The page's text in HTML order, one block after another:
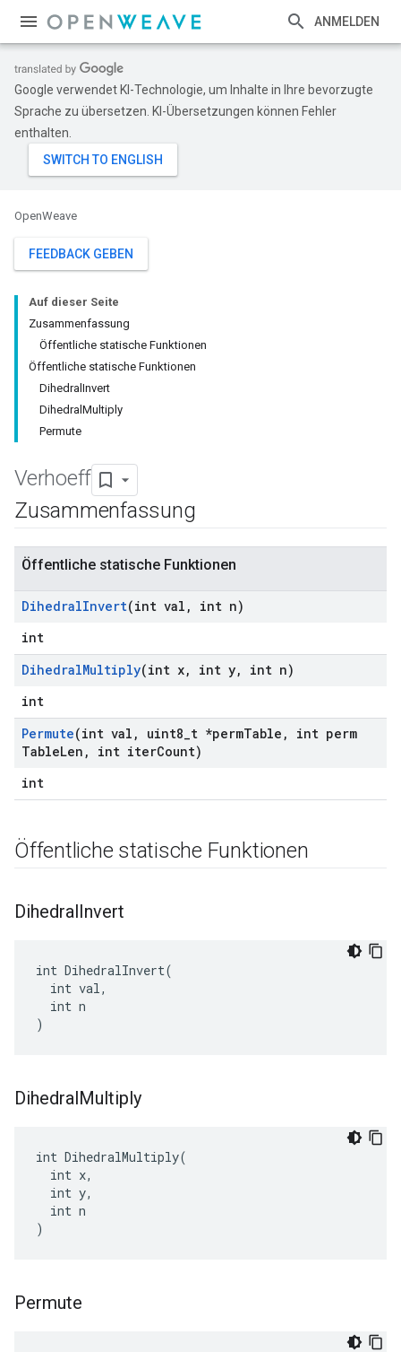
ANMELDEN
Google verwendet KI-Technologie, um Inhalte in Ihre bevorzugte
Sprache zu übersetzen. KI-Übersetzungen können Fehler
enthalten.
OpenWeave
FEEDBACK GEBEN
Auf dieser Seite
Zusammenfassung
Öffentliche statische Funktionen
Öffentliche statische Funktionen
DihedralInvert
DihedralMultiply
Permute
Verhoeff
Zusammenfassung
Öffentliche statische Funktionen
DihedralInvert(int val ,
int n)
int
DihedralMultiply(int x, int y,
int n)
int
Permute(int val , uint8 t *permTable ,
int perm
TableLen , int iterCount)
int
Öffentliche statische Funktionen
DihedralInvert
int DihedralInvert(
  int val,
  int n
)
DihedralMultiply
int DihedralMultiply(
  int x,
  int y,
  int n
)
Permute